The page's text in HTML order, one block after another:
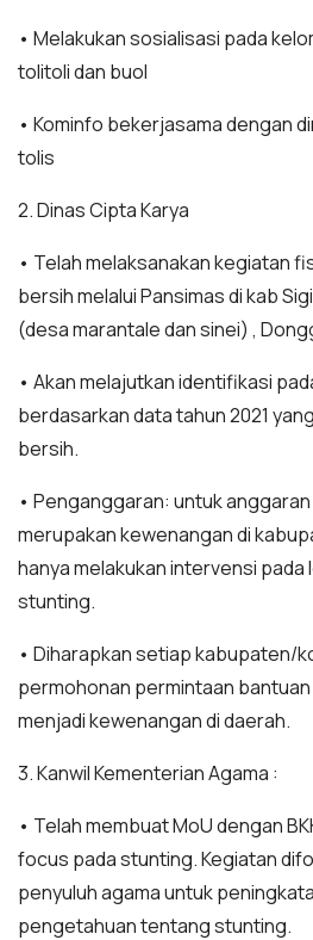
• Melakukan sosialisasi pada
tolitoli dan buol
• Kominfo bekerjasama dengan
tolis
2. Dinas Cipta Karya
• Telah melaksanakan kegiatan
bersih melalui Pansimas di kab
(desa marantale dan sinei) ,
• Akan melajutkan identifikasi
berdasarkan data tahun 2021
bersih.
• Penganggaran: untuk
merupakan kewenangan di
hanya melakukan intervensi pada
stunting.
• Diharapkan setiap kabupaten/
permohonan permintaan bantuan
menjadi kewenangan di daerah.
3. Kanwil Kementerian Agama :
• Telah membuat MoU dengan
focus pada stunting. Kegiatan
penyuluh agama untuk
pengetahuan tentang stunting.